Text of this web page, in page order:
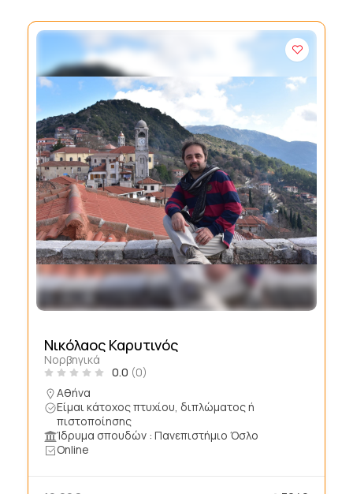
Νικόλαος Καρυτινός
Νορβηγικά
0.0 (0)
Αθήνα
Είμαι κάτοχος πτυχίου, διπλώματος ή
πιστοποίησης
Ίδρυμα σπουδών : Πανεπιστήμιο Όσλο
Online